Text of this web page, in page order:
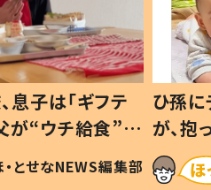
息子は「ギフテ
が“ウチ給食”を
とは #令和の親
・とせなNEWS編集部
ひ孫
が、
「涙が
い」